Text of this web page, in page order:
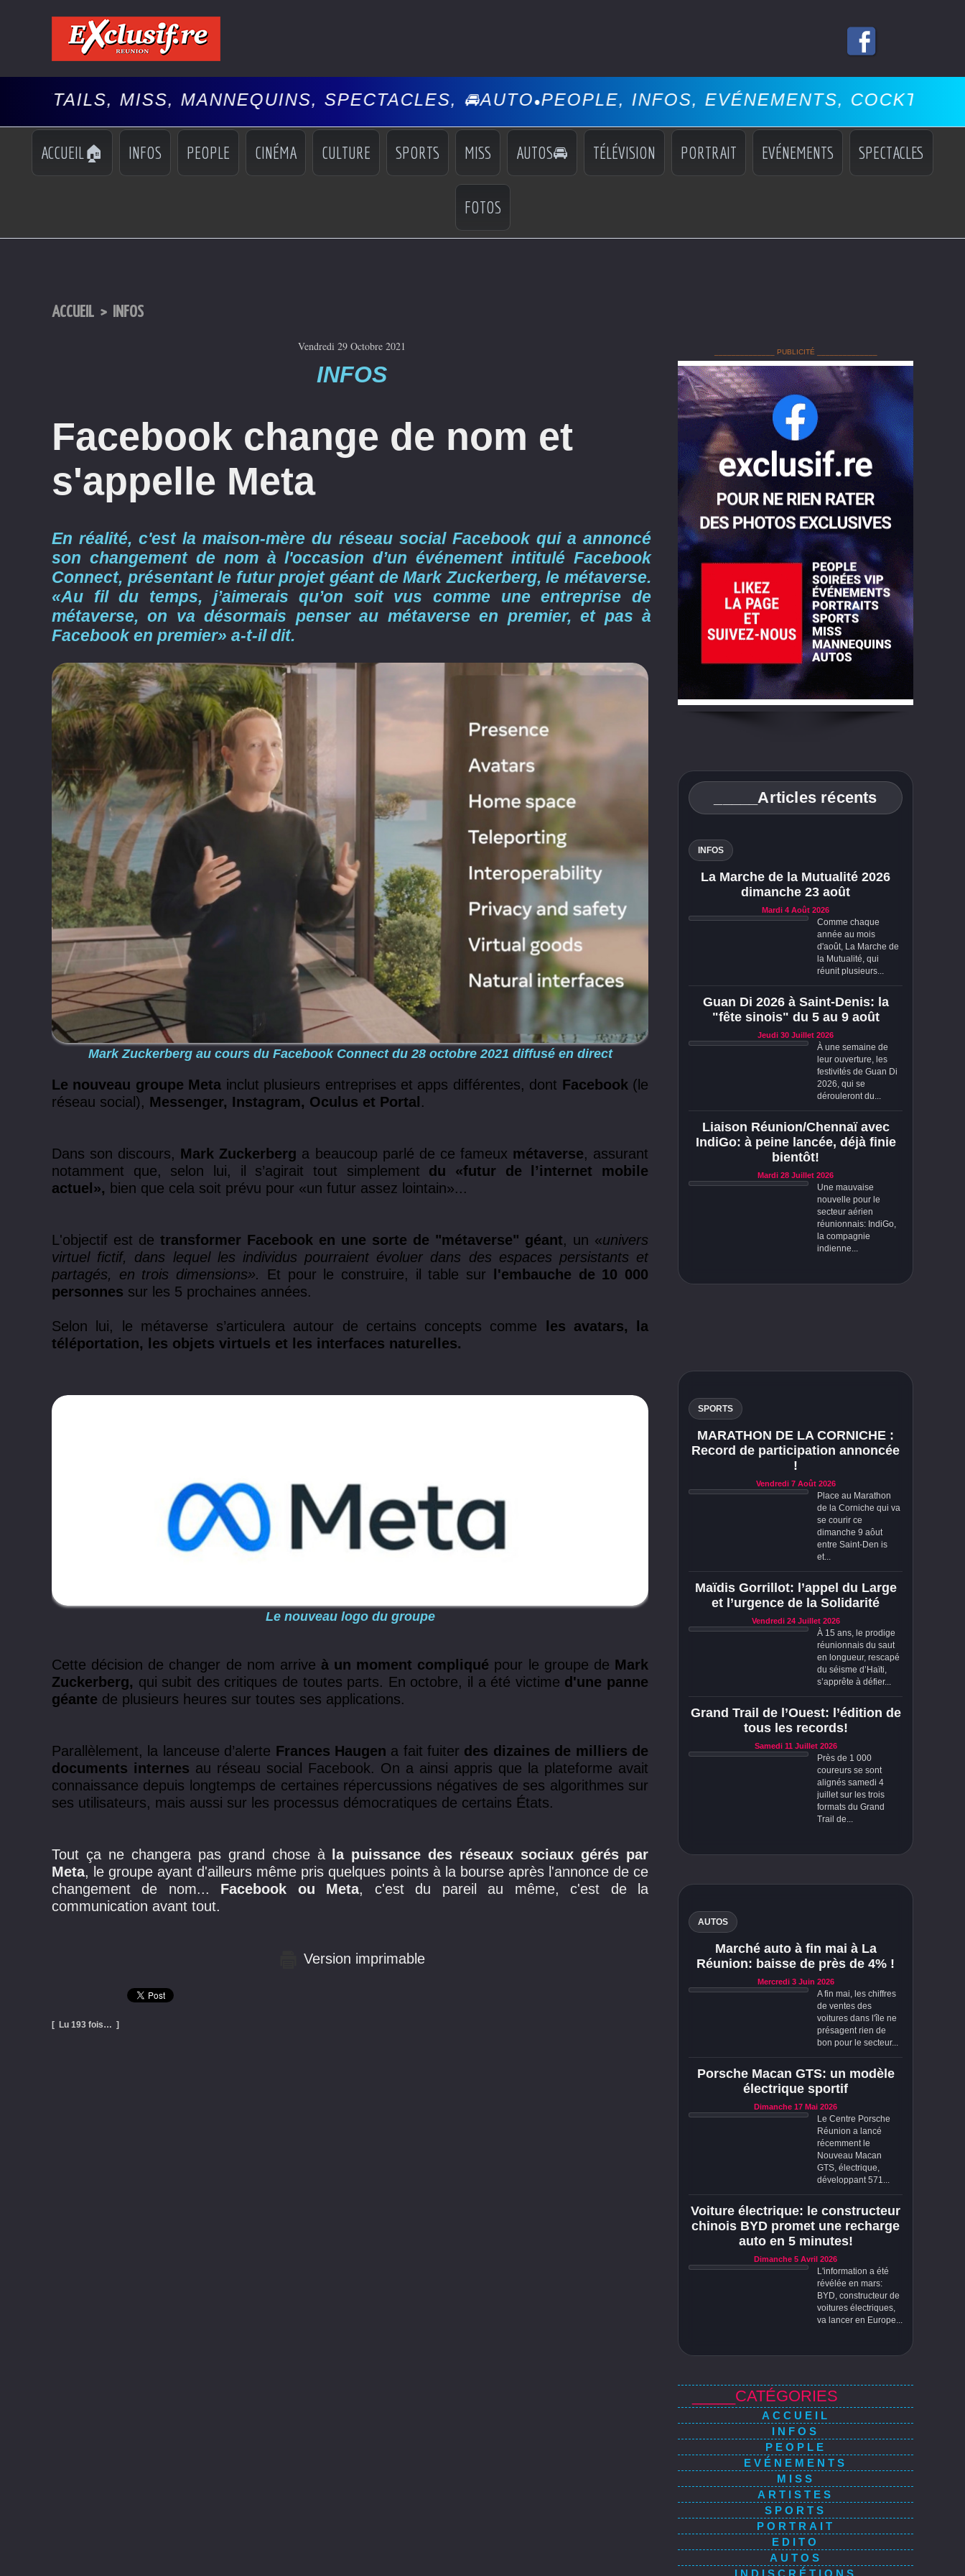
MISS, MANNEQUINS, SPECTACLES, 🚘AUTO•PEOPLE, INFOS, EVÉNEMENTS, COCKTAILS, MISS,
ACCUEIL🏠 INFOS PEOPLE CINÉMA CULTURE SPORTS MISS AUTOS🚘 TÉLÉVISION PORTRAIT EVÉNEMENTS SPECTACLES
FOTOS
ACCUEIL > INFOS
Vendredi 29 Octobre 2021
INFOS
Facebook change de nom et
s'appelle Meta
En réalité, c'est la maison-mère du réseau social Facebook qui a annoncé
son changement de nom à l'occasion d’un événement intitulé Facebook
Connect, présentant le futur projet géant de Mark Zuckerberg, le métaverse.
«Au fil du temps, j’aimerais qu’on soit vus comme une entreprise de
métaverse, on va désormais penser au métaverse en premier, et pas à
Facebook en premier» a-t-il dit.
Mark Zuckerberg au cours du Facebook Connect du 28 octobre 2021 diffusé en direct
Le nouveau groupe Meta inclut plusieurs entreprises et apps différentes, dont Facebook (le
réseau social), Messenger, Instagram, Oculus et Portal .
Dans son discours, Mark Zuckerberg a beaucoup parlé de ce fameux métaverse, assurant
notamment que, selon lui, il s’agirait tout simplement du «futur de l’internet mobile
actuel», bien que cela soit prévu pour «un futur assez lointain»...
L'objectif est de transformer Facebook en une sorte de "métaverse" géant, un «univers
virtuel fictif, dans lequel les individus pourraient évoluer dans des espaces persistants et
partagés, en trois dimensions».
Et pour le construire, il table sur l'embauche de 10 000
personnes sur les 5 prochaines années.
Selon lui, le métaverse s’articulera autour de certains concepts comme les avatars, la
téléportation, les objets virtuels et les interfaces naturelles.
Le nouveau logo du groupe
Cette décision de changer de nom arrive à un moment compliqué pour le groupe de Mark
Zuckerberg, qui subit des critiques de toutes parts. En octobre, il a été victime d'une panne
géante de plusieurs heures sur toutes ses applications.
Parallèlement, la lanceuse d’alerte Frances Haugen a fait fuiter des dizaines de milliers de
documents internes au réseau social Facebook. On a ainsi appris que la plateforme avait
connaissance depuis longtemps de certaines répercussions négatives de ses algorithmes sur
ses utilisateurs, mais aussi sur les processus démocratiques de certains États.
Tout ça ne changera pas grand chose àla puissance des réseaux sociaux gérés par
Meta, le groupe ayant d'ailleurs même pris quelques points à la bourse après l'annonce de ce
changement de nom... Facebook ou Meta, c'est du pareil au même, c'est de la
communication avant tout.
Version imprimable
[ Lu 193 fois… ]
______________ PUBLICITÉ ______________
_____Articles récents
INFOS
La Marche de la Mutualité 2026
dimanche 23 août
Mardi 4 Août 2026
Comme chaque
année au mois
d'août, La Marche de
la Mutualité, qui
réunit plusieurs...
Guan Di 2026 à Saint-Denis: la
"fête sinois" du 5 au 9 août
Jeudi 30 Juillet 2026
À une semaine de
leur ouverture, les
festivités de Guan Di
2026, qui se
dérouleront du...
Liaison Réunion/Chennaï avec
IndiGo: à peine lancée, déjà finie
bientôt!
Mardi 28 Juillet 2026
Une mauvaise
nouvelle pour le
secteur aérien
réunionnais: IndiGo,
la compagnie
indienne...
SPORTS
MARATHON DE LA CORNICHE :
Record de participation annoncée
!
Vendredi 7 Août 2026
Place au Marathon
de la Corniche qui va
se courir ce
dimanche 9 aôut
entre Saint-Den is
et...
Maïdis Gorrillot: l’appel du Large
et l’urgence de la Solidarité
Vendredi 24 Juillet 2026
À 15 ans, le prodige
réunionnais du saut
en longueur, rescapé
du séisme d’Haïti,
s’apprête à défier...
Grand Trail de l’Ouest: l’édition de
tous les records!
Samedi 11 Juillet 2026
Près de 1 000
coureurs se sont
alignés samedi 4
juillet sur les trois
formats du Grand
Trail de...
AUTOS
Marché auto à fin mai à La
Réunion: baisse de près de 4% !
Mercredi 3 Juin 2026
A fin mai, les chiffres
de ventes des
voitures dans l'île ne
présagent rien de
bon pour le secteur...
Porsche Macan GTS: un modèle
électrique sportif
Dimanche 17 Mai 2026
Le Centre Porsche
Réunion a lancé
récemment le
Nouveau Macan
GTS, électrique,
développant 571...
Voiture électrique: le constructeur
chinois BYD promet une recharge
auto en 5 minutes!
Dimanche 5 Avril 2026
L'information a été
révélée en mars:
BYD, constructeur de
voitures électriques,
va lancer en Europe...
_____CATÉGORIES
ACCUEIL
INFOS
PEOPLE
EVÉNEMENTS
MISS
ARTISTES
SPORTS
PORTRAIT
EDITO
AUTOS
INDISCRÉTIONS